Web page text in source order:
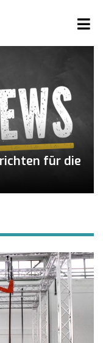
für die